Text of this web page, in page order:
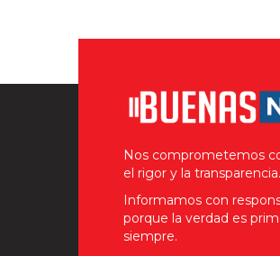
Nos comprometemos
el rigor y la transparencia.
Informamos con
porque la verdad es
siempre.